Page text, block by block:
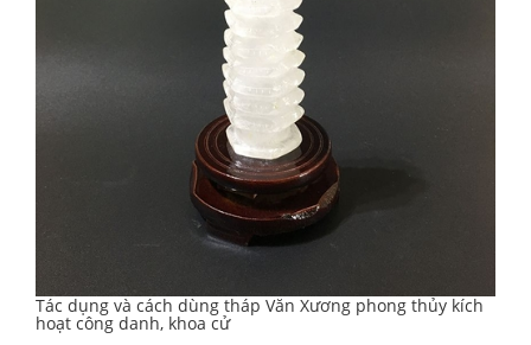
Tác dụng và cách dùng tháp Văn Xương phong thủy kích
hoạt công danh, khoa cử